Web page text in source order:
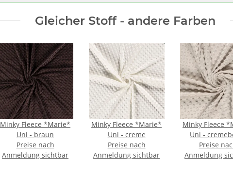
Gleicher Stoff - andere Farben
Minky Fleece *Marie*
Uni - braun
Preise nach
Anmeldung sichtbar
Minky Fleece *Marie*
Uni - creme
Preise nach
Anmeldung sichtbar
Minky Fleece
Uni -
Preise
Anmeldung